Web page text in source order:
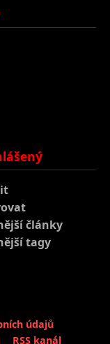
články
tagy
údajů
RSS kanál